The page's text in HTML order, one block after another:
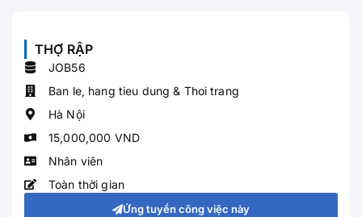
THỢ RẬP
JOB56
Ban le, hang tieu dung & Thoi trang
Hà Nội
15,000,000 VND
Nhân viên
Toàn thời gian
Ứng tuyển công việc này